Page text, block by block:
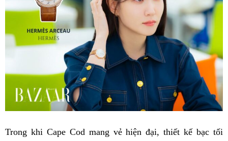
Trong khi Cape Cod mang vẻ hiện đại, thiết kế bạc tối